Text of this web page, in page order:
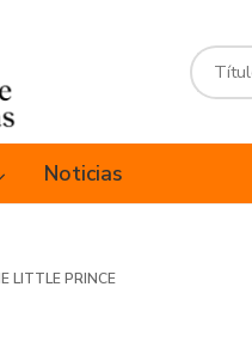
Noticias
LITTLE PRINCE